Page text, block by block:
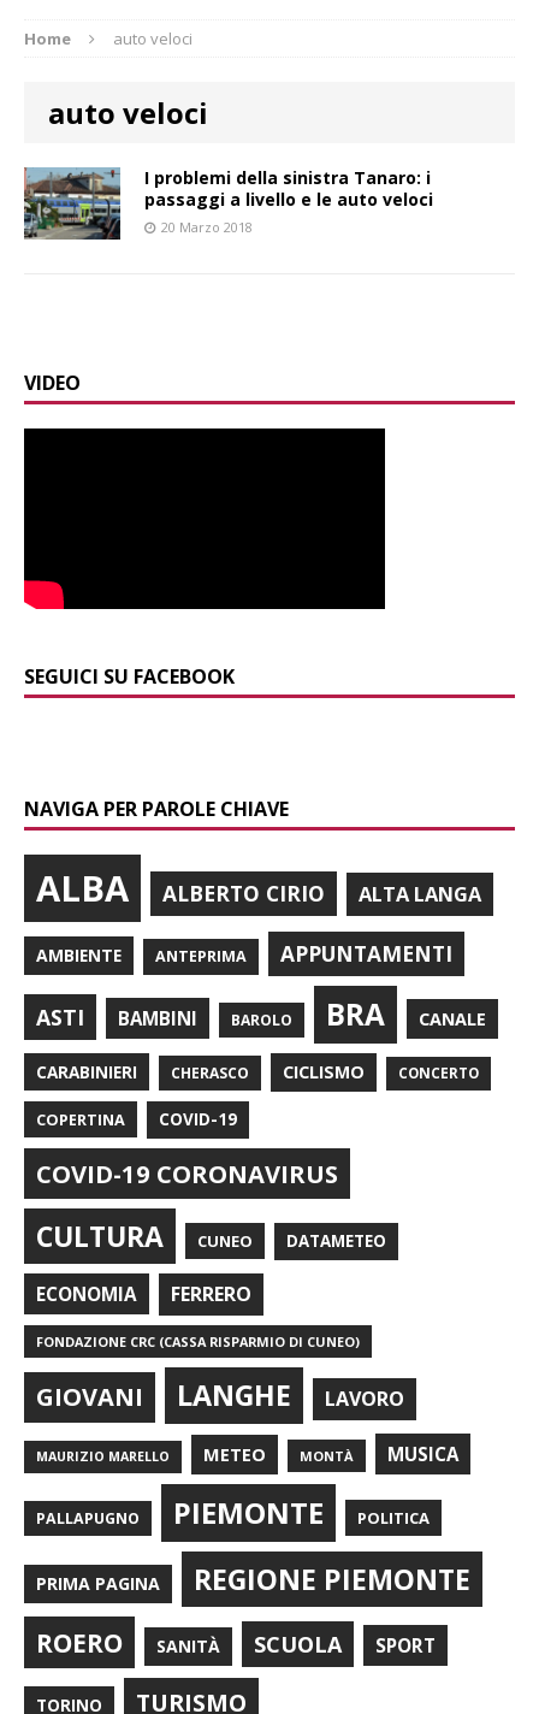
Home auto veloci
auto veloci
I problemi della sinistra Tanaro: i
passaggi a livello e le auto veloci
20 Marzo 2018
VIDEO
SEGUICI SU FACEBOOK
NAVIGA PER PAROLE CHIAVE
ALBA ALBERTO CIRIO ALTA LANGA
AMBIENTE ANTEPRIMA APPUNTAMENTI
ASTI BAMBINI BAROLO BRA CANALE
CARABINIERI CHERASCO CICLISMO CONCERTO
COPERTINA COVID-19
COVID-19 CORONAVIRUS
CULTURA CUNEO DATAMETEO
ECONOMIA FERRERO
FONDAZIONE CRC (CASSA RISPARMIO DI CUNEO)
GIOVANI LANGHE LAVORO
MAURIZIO MARELLO METEO MONTÀ MUSICA
PALLAPUGNO PIEMONTE POLITICA
PRIMA PAGINA REGIONE PIEMONTE
ROERO SANITÀ SCUOLA SPORT
TORINO TURISMO